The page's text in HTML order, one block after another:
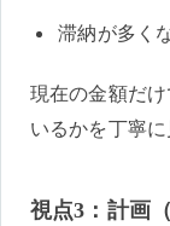
滞納が多く
現在の金額だ
いるかを丁寧に
視点3：計画